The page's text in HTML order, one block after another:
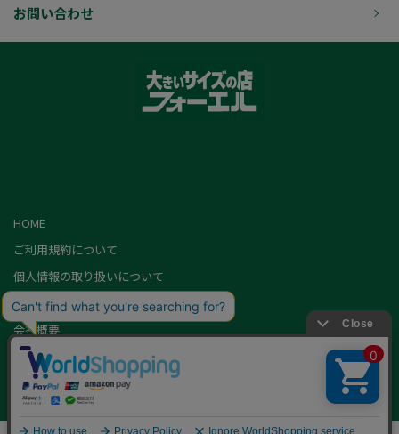
お問い合わせ
HOME
ご利用規約について
個人情報の取り扱いについて
特定商取引に基づく表記
会社概要
カード会員（情報変更/ポイント照会）
お問い合わせ